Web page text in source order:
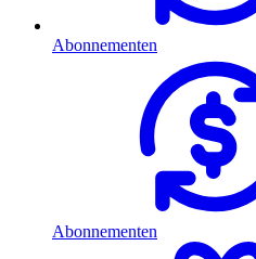
Abonnementen
Abonnementen